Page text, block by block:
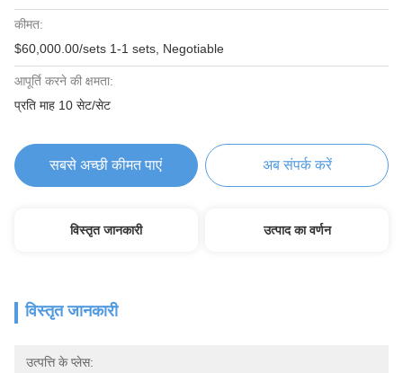
कीमत:
$60,000.00/sets 1-1 sets, Negotiable
आपूर्ति करने की क्षमता:
प्रति माह 10 सेट/सेट
सबसे अच्छी कीमत पाएं अब संपर्क करें
विस्तृत जानकारी उत्पाद का वर्णन
विस्तृत जानकारी
उत्पत्ति के प्लेस: